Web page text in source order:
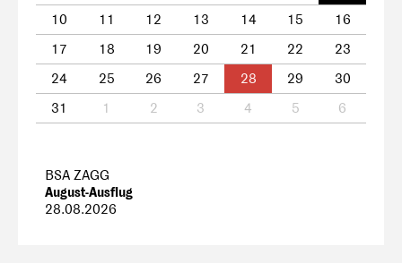
10
11 12 13 14 15
16
17
18 19 20 21 22
23
24
25 26 27 28 29
30
31
1 2 3 4 5 6
BSA ZAGG
August-Ausflug
28.08.2026